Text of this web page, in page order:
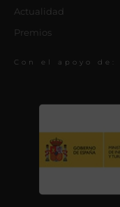
Actualidad
Premios
Con el apoyo de: